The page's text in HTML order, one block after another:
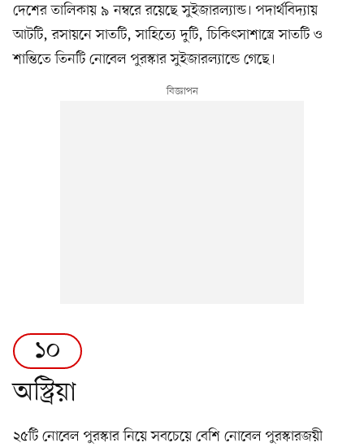
দেশের তালিকায় ৯ নম্বরে রয়েছে সুইজারল্যান্ড। পদার্থবিদ্যায়
আটটি, রসায়নে সাতটি, সাহিত্যে দুটি, চিকিৎসাশাস্ত্রে সাতটি ও
শান্তিতে তিনটি নোবেল পুরস্কার সুইজারল্যান্ডে গেছে।
১০
অস্ট্রিয়া
২৫টি নোবেল পুরস্কার নিয়ে সবচেয়ে বেশি নোবেল পুরস্কারজয়ী